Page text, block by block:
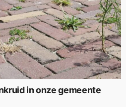
in onze gemeente